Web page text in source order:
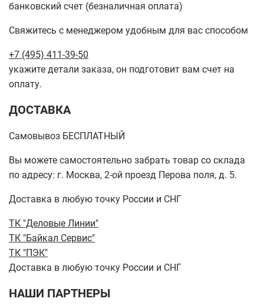
банковский счет (безналичная оплата)
Свяжитесь с менеджером удобным для вас способом
+7 (495) 411-39-50
укажите детали заказа, он подготовит вам счет на
оплату.
ДОСТАВКА
Самовывоз БЕСПЛАТНЫЙ
Вы можете самостоятельно забрать товар со склада
по адресу: г. Москва, 2-ой проезд Перова поля, д. 5.
Доставка в любую точку России и СНГ
ТК "Деловые Линии"
ТК "Байкал Сервис"
ТК "ПЭК"
Доставка в любую точку России и СНГ
НАШИ ПАРТНЕРЫ